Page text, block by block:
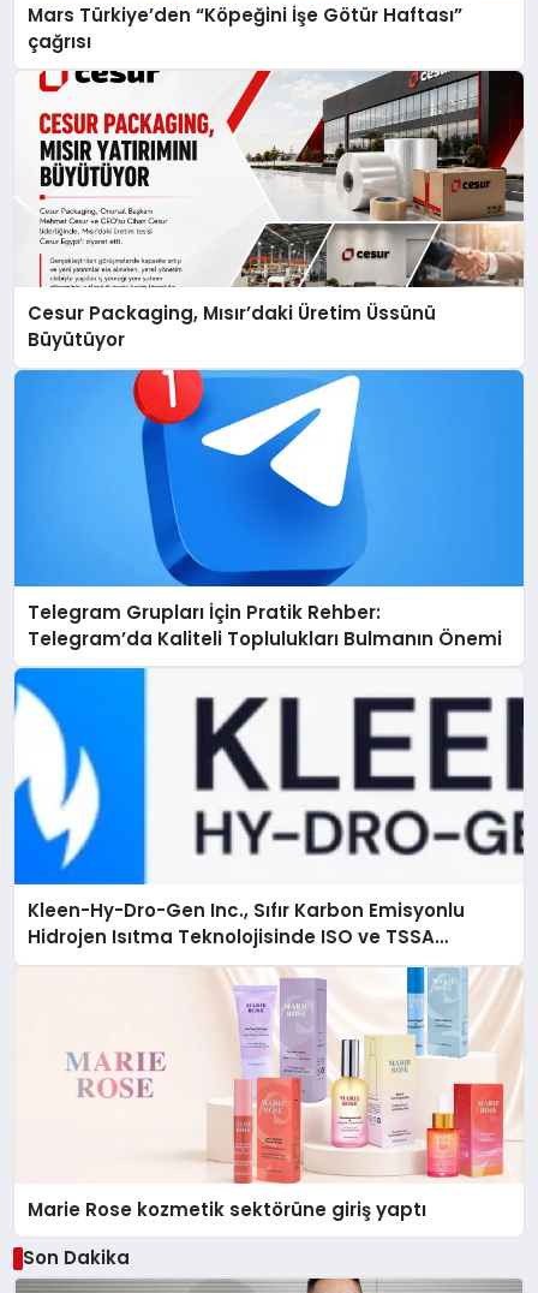
Mars Türkiye’den “Köpeğini İşe Götür Haftası”
çağrısı
Cesur Packaging, Mısır’daki Üretim Üssünü
Büyütüyor
Telegram Grupları İçin Pratik Rehber:
Telegram’da Kaliteli Toplulukları Bulmanın Önemi
Kleen-Hy-Dro-Gen Inc., Sıfır Karbon Emisyonlu
Hidrojen Isıtma Teknolojisinde ISO ve TSSA
Düzenleyici Onaylarını Aldı
Marie Rose kozmetik sektörüne giriş yaptı
Son Dakika